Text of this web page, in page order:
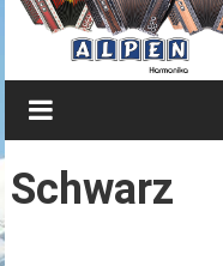
von
Alpen
Brillianter
Klang
kombiniert
mit
Schwarz